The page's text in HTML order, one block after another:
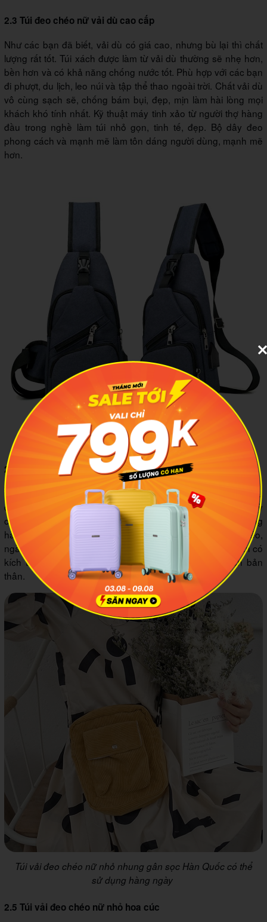
2.3 Túi đeo chéo nữ vải dù cao cấp
Như các bạn đã biết, vải dù có giá cao, nhưng bù lại thì chất
lượng rất tốt. Túi xách được làm từ vải dù thường sẽ nhẹ hơn,
bền hơn và có khả năng chống nước tốt. Phù hợp với các bạn
đi phượt, du lịch, leo núi và tập thể thao ngoài trời. Chất vải dù
vô cùng sạch sẽ, chống bám bụi, đẹp, mịn làm hài lòng mọi
khách khó tính nhất. Kỹ thuật máy tinh xảo từ người thợ hàng
đầu trong nghề làm túi nhỏ gọn, tinh tế, đẹp. Bộ dây đeo
phong cách và mạnh mẽ làm tôn dáng người dùng, mạnh mẽ
hơn.
Túi đeo chéo nữ vải dù cao cấp phù hợp với những
chuyến đi phượt
2.4 Túi vải đeo chéo nữ nhỏ nhung gân sọc Hàn Quốc
Với kích cỡ vừa phải, túi vải đeo chéo nữ hàn quốc sọc có ưu
điểm dễ mang theo người. Tùy theo thiết kế và mức độ cầu kỳ
của sản phẩm, bạn có thể dùng chiếc túi này trong thời trang
hàng ngày hoặc đi dự tiệc. Ngoài việc đeo vai và đeo chéo,
ngày nay, nhiều bạn nữ thích cầm trên tay những chiếc túi có
kích thước vừa vặn với cơ thể để làm mới phong cách bản
thân.
Túi vải đeo chéo nữ nhỏ nhung gân sọc Hàn Quốc có thể
sử dụng hàng ngày
2.5 Túi vải đeo chéo nữ nhỏ hoa cúc